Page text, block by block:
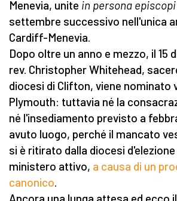
Menevia, unite in persona episcopi
settembre successivo nell'unica
Cardiff-Menevia.
Dopo oltre un anno e mezzo, il 15
rev. Christopher Whitehead,
diocesi di Clifton, viene nominato
Plymouth: tuttavia né la
né l'insediamento previsto a
avuto luogo, perché il mancato
si è ritirato dalla diocesi
ministero attivo, a causa di un
canonico.